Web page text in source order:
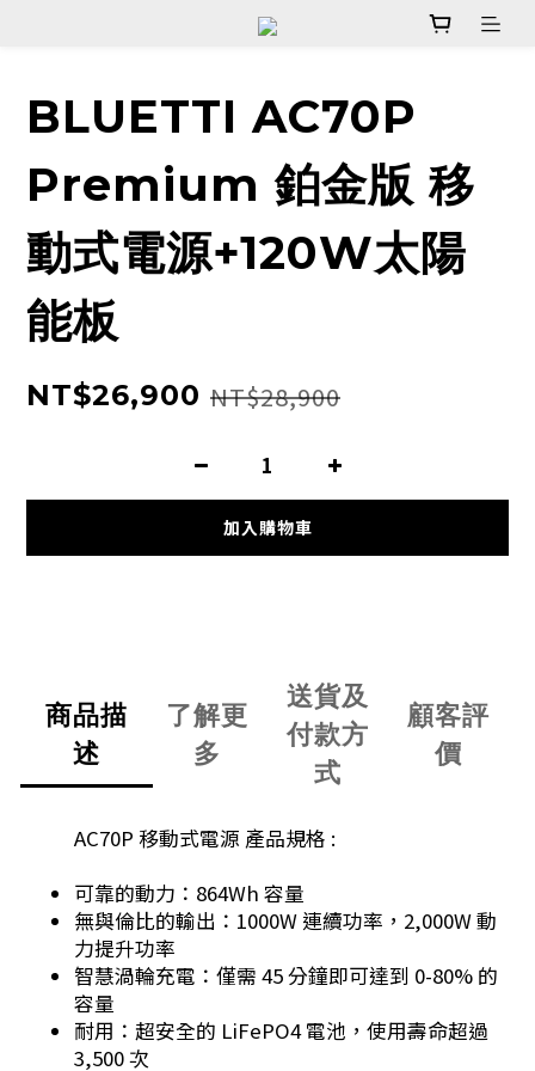
BLUETTI AC70P
Premium 鉑金版 移
動式電源+120W太陽
能板
NT$26,900 NT$28,900
加入購物車
商品描
述
了解更
多
送貨及
付款方
式
顧客評
價
AC70P 移動式電源 產品規格 :
可靠的動力：864Wh 容量
無與倫比的輸出：1000W 連續功率，2,000W 動
力提升功率
智慧渦輪充電：僅需 45 分鐘即可達到 0-80% 的
容量
耐用：超安全的 LiFePO4 電池，使用壽命超過
3,500 次